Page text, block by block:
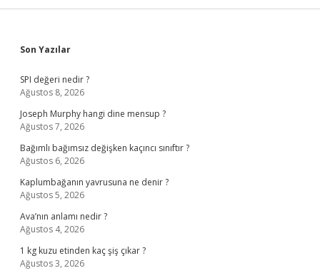
Sidebar
Son Yazılar
SPI değeri nedir ?
Ağustos 8, 2026
Joseph Murphy hangi dine mensup ?
Ağustos 7, 2026
Bağımlı bağımsız değişken kaçıncı sınıftır ?
Ağustos 6, 2026
Kaplumbağanın yavrusuna ne denir ?
Ağustos 5, 2026
Ava’nın anlamı nedir ?
Ağustos 4, 2026
1 kg kuzu etinden kaç şiş çıkar ?
Ağustos 3, 2026